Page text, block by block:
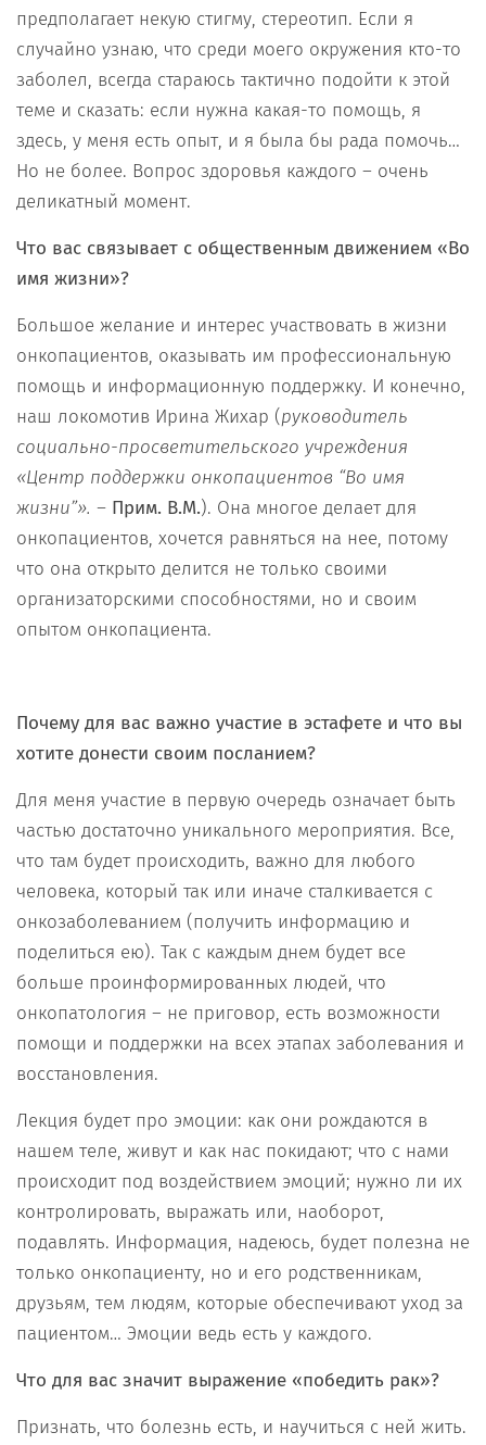
предполагает некую стигму, стереотип. Если я
случайно узнаю, что среди моего окружения кто-то
заболел, всегда стараюсь тактично подойти к этой
теме и сказать: если нужна какая-то помощь, я
здесь, у меня есть опыт, и я была бы рада помочь…
Но не более. Вопрос здоровья каждого – очень
деликатный момент.
Что вас связывает с общественным движением «Во
имя жизни»?
Большое желание и интерес участвовать в жизни
онкопациентов, оказывать им профессиональную
помощь и информационную поддержку. И конечно,
наш локомотив Ирина Жихар (руководитель
социально-просветительского учреждения
«Центр поддержки онкопациентов “Во имя
жизни”». – Прим. В.М.). Она многое делает для
онкопациентов, хочется равняться на нее, потому
что она открыто делится не только своими
организаторскими способностями, но и своим
опытом онкопациента.
Почему для вас важно участие в эстафете и что вы
хотите донести своим посланием?
Для меня участие в первую очередь означает быть
частью достаточно уникального мероприятия. Все,
что там будет происходить, важно для любого
человека, который так или иначе сталкивается с
онкозаболеванием (получить информацию и
поделиться ею). Так с каждым днем будет все
больше проинформированных людей, что
онкопатология – не приговор, есть возможности
помощи и поддержки на всех этапах заболевания и
восстановления.
Лекция будет про эмоции: как они рождаются в
нашем теле, живут и как нас покидают; что с нами
происходит под воздействием эмоций; нужно ли их
контролировать, выражать или, наоборот,
подавлять. Информация, надеюсь, будет полезна не
только онкопациенту, но и его родственникам,
друзьям, тем людям, которые обеспечивают уход за
пациентом… Эмоции ведь есть у каждого.
Что для вас значит выражение «победить рак»?
Признать, что болезнь есть, и научиться с ней жить.